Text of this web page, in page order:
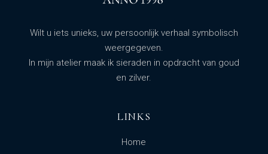
Wilt u iets unieks, uw persoonlijk verhaal symbolisch
weergegeven.
In mijn atelier maak ik sieraden in opdracht van goud
en zilver.
LINKS
Home